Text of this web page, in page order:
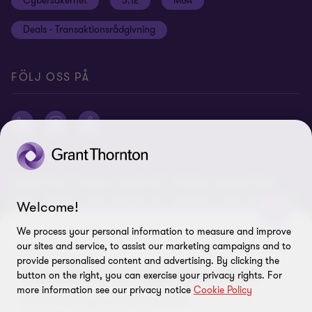
LADDA NER
Transaktions-rapporten 2025
Följ utvecklingen på den svenska
Press
Grant Thornton International Ltd
Deals - Transaktionsrådgivning
FÖLJ OSS PÅ
Grant Thornton avses antingen det varumärke under vilket Grant
Thorntons medlemsföretag tillhandahåller tjänster inom revision,
ekonomi, skatt och rådgivning till sina kunder, eller ett eller flera
medlemsföretag, beroende på sammanhanget. Grant Thornton
Sweden AB är ett medlemsföretag i Grant Thornton International
Ltd (GTIL). GTIL och medlemsföretagen utgör inget globalt
partnerskap. GTIL och varje medlemsföretag utgör en separat
Welcome!
We process your personal information to measure and improve
our sites and service, to assist our marketing campaigns and to
provide personalised content and advertising. By clicking the
button on the right, you can exercise your privacy rights. For
more information see our privacy notice Cookie Policy